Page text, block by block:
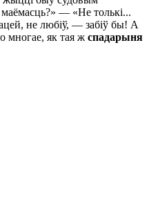
— «Не толькі...
не любіў, — забіў бы! А
многае, як тая ж спадарыня